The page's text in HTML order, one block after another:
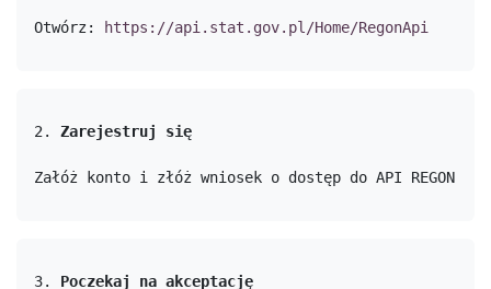
Otwórz: https://api.stat.gov.pl/Home/RegonApi
2. Zarejestruj się
Załóż konto i złóż wniosek o dostęp do API REGON
3. Poczekaj na akceptację